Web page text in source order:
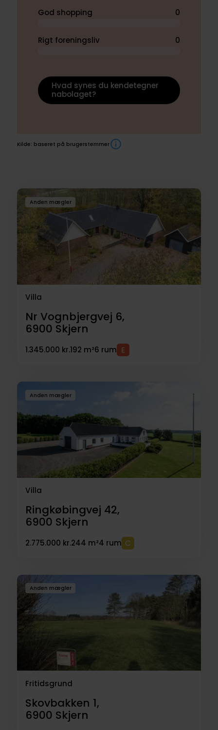
God shopping 0
Rigt foreningsliv 0
Hvad synes du kendetegner
nabolaget?
Kilde: baseret på brugerstemmer
Boliger
til
salg
Anden mægler
Villa
Nr Vognbjergvej 6,
6900 Skjern
1.345.000 kr.192 m²6 rum
Anden mægler
Villa
Ringkøbingvej 42,
6900 Skjern
2.775.000 kr.244 m²4 rum
Anden mægler
Fritidsgrund
Skovbakken 1,
6900 Skjern